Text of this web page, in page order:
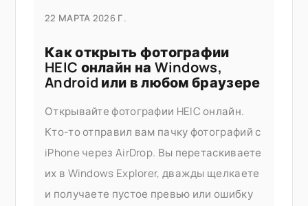
22 МАРТА 2026 Г.
Как открыть фотографии
HEIC онлайн на Windows,
Android или в любом браузере
Открывайте фотографии HEIC онлайн.
Кто-то отправил вам пачку фотографий с
iPhone через AirDrop. Вы перетаскиваете
их в Windows Explorer, дважды щелкаете
и получаете пустое превью или ошибку